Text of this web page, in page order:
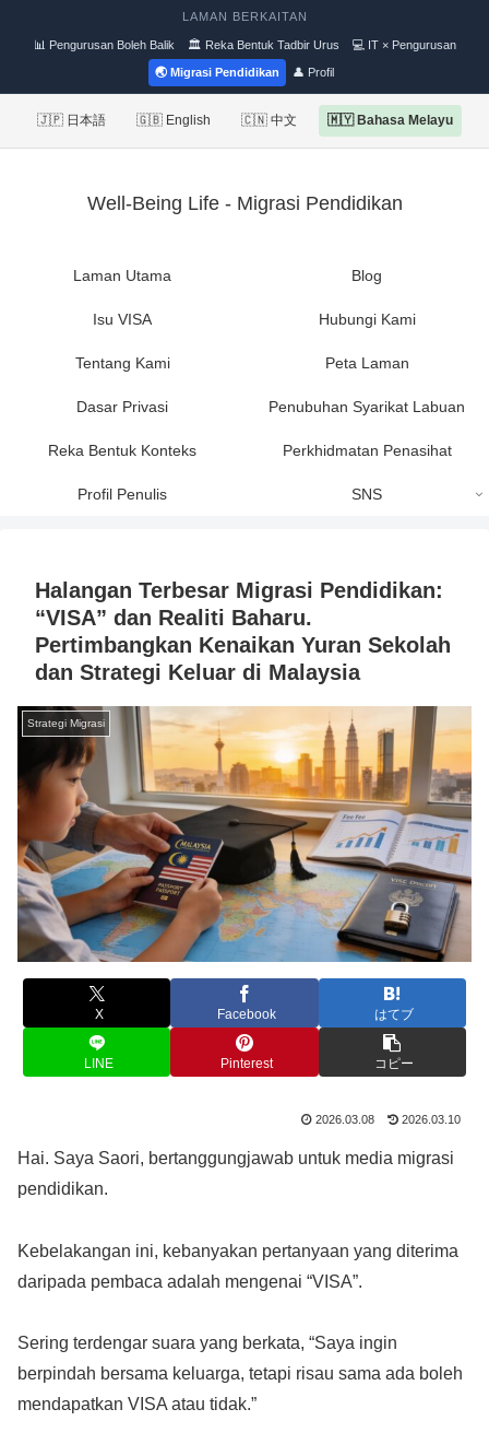
LAMAN BERKAITAN
📊 Pengurusan Boleh Balik 🏛 Reka Bentuk Tadbir Urus 💻 IT × Pengurusan
🌏 Migrasi Pendidikan 👤 Profil
🇯🇵 日本語 🇬🇧 English 🇨🇳 中文 🇲🇾 Bahasa Melayu
Well-Being Life - Migrasi Pendidikan
Laman Utama Blog
Isu VISA Hubungi Kami
Tentang Kami Peta Laman
Dasar Privasi Penubuhan Syarikat Labuan
Reka Bentuk Konteks Perkhidmatan Penasihat
Profil Penulis SNS
Halangan Terbesar Migrasi Pendidikan:
“VISA” dan Realiti Baharu.
Pertimbangkan Kenaikan Yuran Sekolah
dan Strategi Keluar di Malaysia
Strategi Migrasi
X Facebook はてブ
LINE Pinterest コピー
2026.03.08 2026.03.10
Hai. Saya Saori, bertanggungjawab untuk media migrasi
pendidikan.
Kebelakangan ini, kebanyakan pertanyaan yang diterima
daripada pembaca adalah mengenai “VISA”.
Sering terdengar suara yang berkata, “Saya ingin
berpindah bersama keluarga, tetapi risau sama ada boleh
mendapatkan VISA atau tidak.”